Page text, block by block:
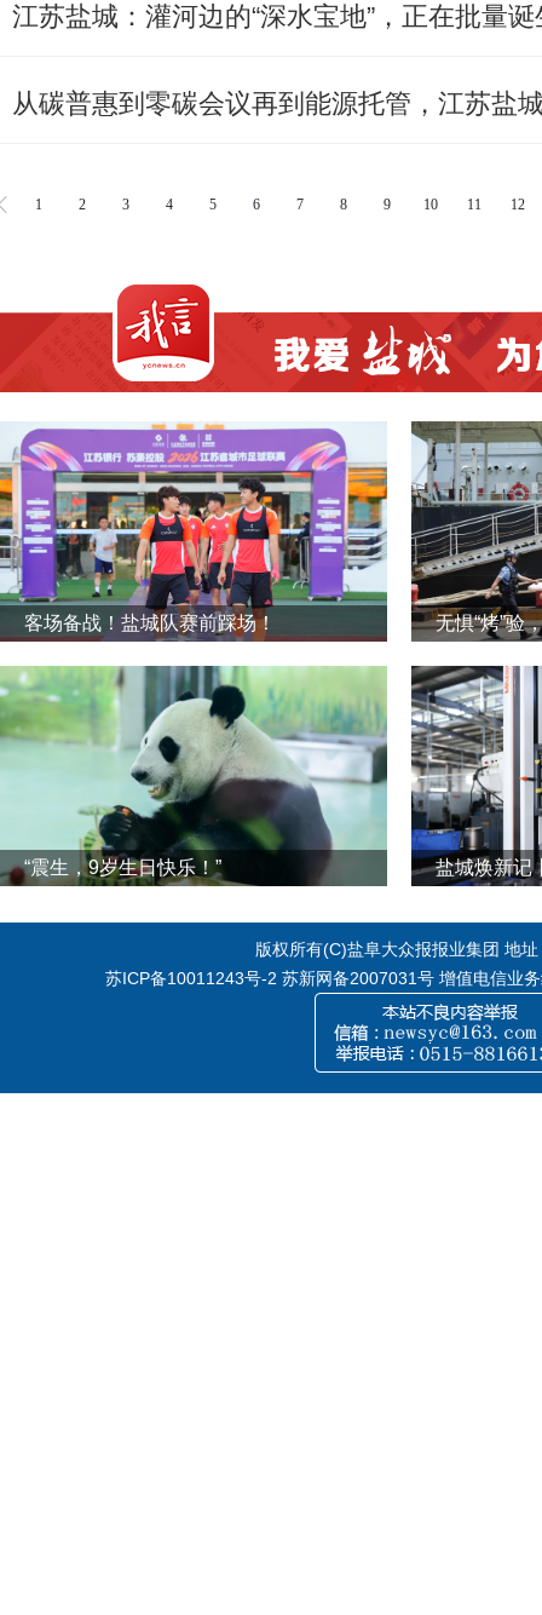
江苏盐城：灌河边的“深水宝地”，正在批量
从碳普惠到零碳会议再到能源托管，江苏盐
1 2 3 4 5 6 7 8 9 10 11 12
客场备战！盐城队赛前踩场！ 无惧“烤”验
“震生，9岁生日快乐！”
版权所有(C)盐阜大众报报业集团 地
苏ICP备10011243号-2 苏新网备2007031号 增值电信业